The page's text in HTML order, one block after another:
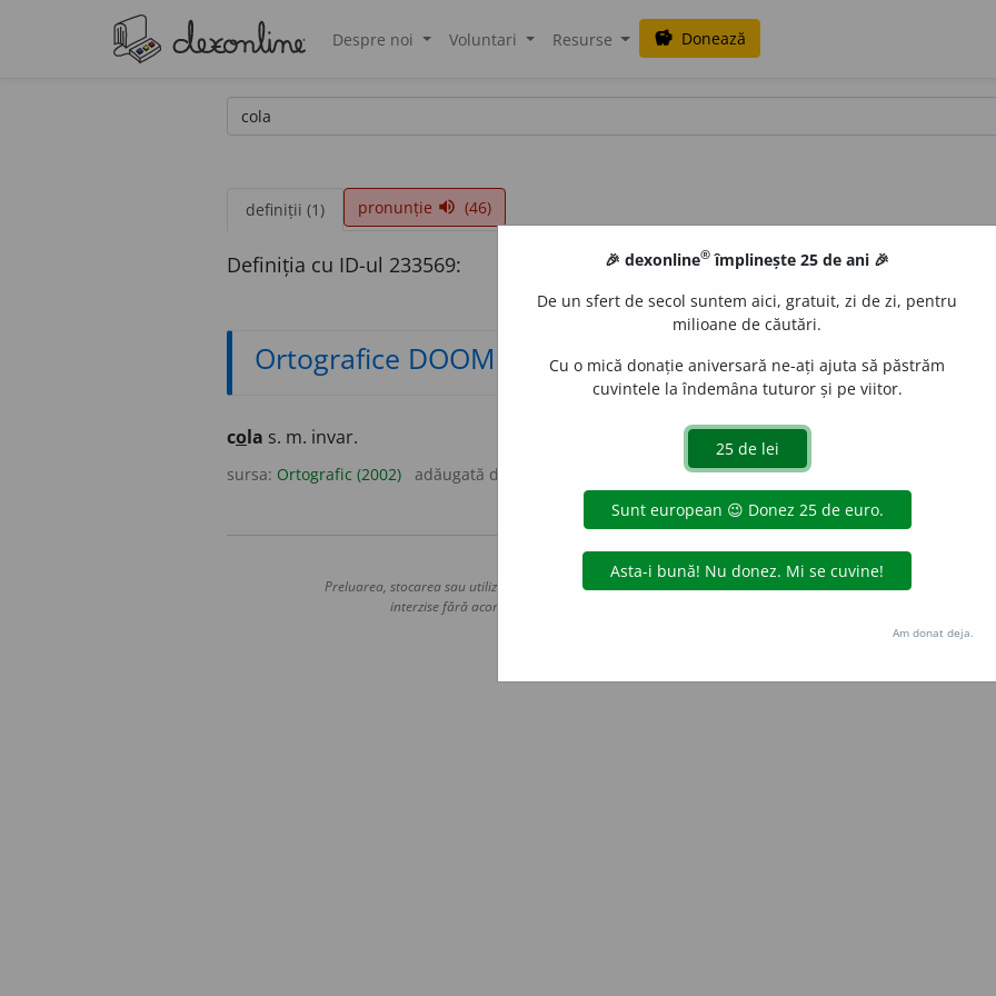
Despre noi Voluntari Resurse savings Donează
definiții (1) pronunție volume_up (46)
Definiția cu ID-ul 233569:
Ortografice DOOM
cola s. m. invar.
sursa: Ortografic (2002) adăugată de
Copyright © 2004-2026 dexonline (https://dexonline.ro)
Preluarea, stocarea sau utilizarea datelor de pe acest site, inclusiv prin orice metode de extragere automată
interzise fără acordul nostru prealabil scris, cu excepția seturilor de date oferite oficial spre utilizare
Hosterion
🎉 dexonline® împlinește 25 de ani 🎉
De un sfert de secol suntem aici, gratuit, zi de zi, pentru
milioane de căutări.
Cu o mică donație aniversară ne-ați ajuta să păstrăm
cuvintele la îndemâna tuturor și pe viitor.
Am donat deja.